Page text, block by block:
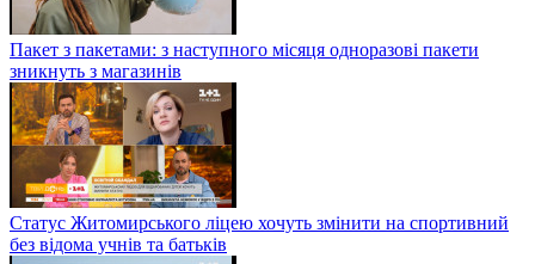
Пакет з пакетами: з наступного місяця одноразові пакети
зникнуть з магазинів
Статус Житомирського ліцею хочуть змінити на спортивний
без відома учнів та батьків